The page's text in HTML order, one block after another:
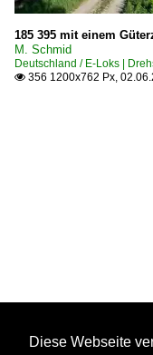
185 395 mit einem
M. Schmid
Deutschland / E-Loks |
 356 1200x762 Px,
Diese Webseite